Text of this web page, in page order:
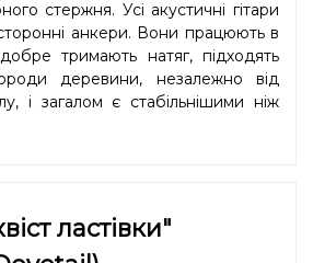
стержня. Усі акустичні гітари
анкери. Вони працюють в
тримають натяг, підходять
деревини, незалежно від
і загалом є стабільнішими ніж
ластівки"